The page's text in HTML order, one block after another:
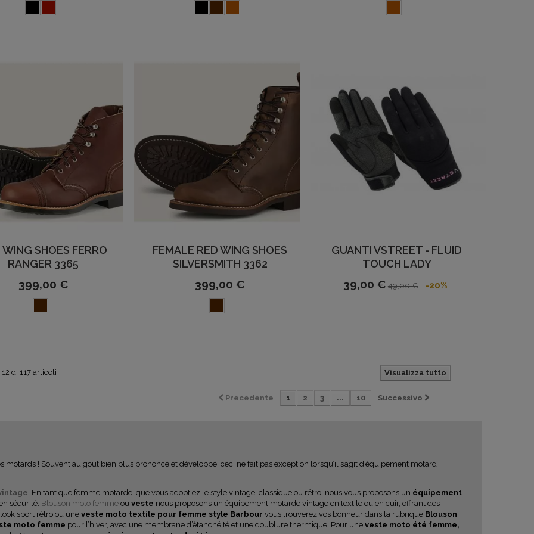
WING SHOES FERRO
RANGER 3365
399,00 €
FEMALE RED WING SHOES
SILVERSMITH 3362
399,00 €
GUANTI VSTREET - FLUID
TOUCH LADY
39,00 € 49,00 € -20%
Visualizza tutto
Precedente 1 2 3 ... 10 Successivo
di 117 articoli
! Souvent au gout bien plus prononcé et développé, ceci ne fait pas exception lorsqu’il s’agit d’équipement motard
. En tant que femme motarde, que vous adoptiez le style vintage, classique ou rétro, nous vous proposons un équipement
sécurité. Blouson moto femme ou veste nous proposons un équipement motarde vintage en textile ou en cuir, offrant des
sport rétro ou une veste moto textile pour femme style Barbour vous trouverez vos bonheur dans la rubrique Blouson
moto femme pour l’hiver, avec une membrane d’étanchéité et une doublure thermique. Pour une veste moto été femme,